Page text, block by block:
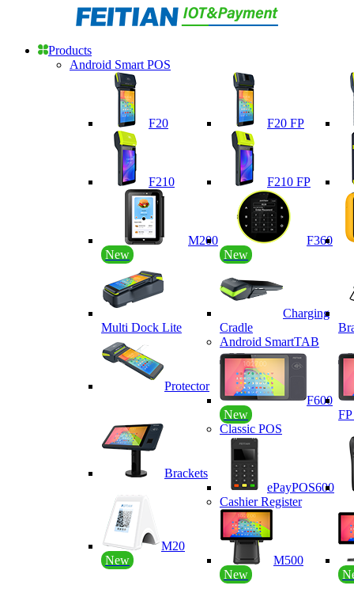
Products
Android Smart POS
F20 F20 FP
F210 F210 FP
M200
New
F360
New
Multi Dock Lite
Charging
Cradle
Protector
Android SmartTAB
F600
New
FP
Brackets
Classic POS
ePayPOS600
M20
New
Cashier Register
M500
New